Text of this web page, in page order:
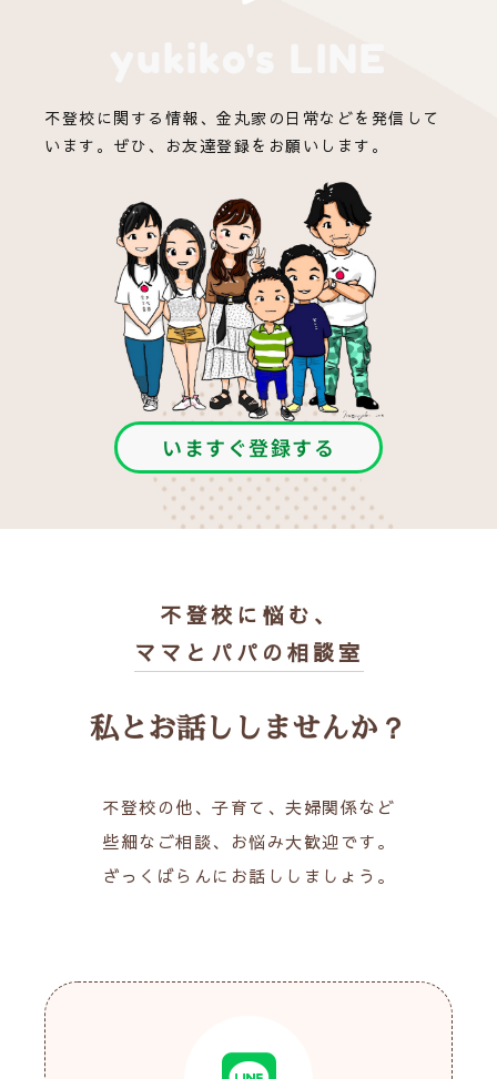
不登校に関する情報、金丸家の日常などを発信して
います。ぜひ、お友達登録をお願いします。
いますぐ登録する
不登校に悩む、
ママとパパの相談室
私とお話ししませんか？
不登校の他、子育て、夫婦関係など
些細なご相談、お悩み大歓迎です。
ざっくばらんにお話ししましょう。